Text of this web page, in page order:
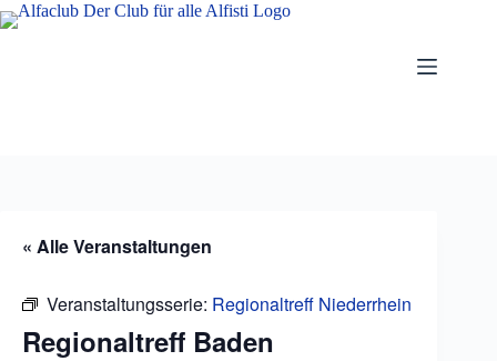
Zum
Inhalt
« Alle Veranstaltungen
Veranstaltungsserie: Regionaltreff Niederrhein
Regionaltreff Baden